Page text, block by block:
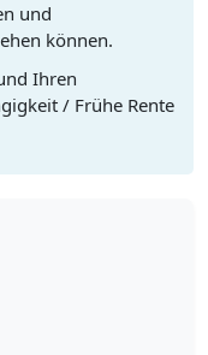
und
können.
Ihren
/ Frühe Rente